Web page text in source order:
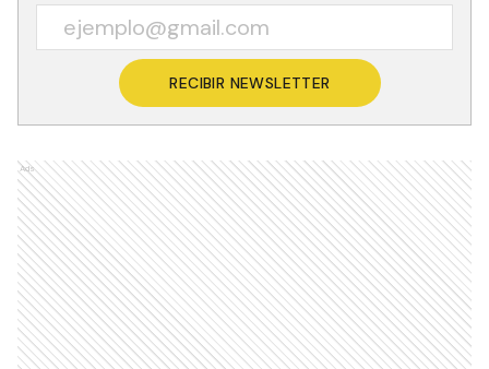
RECIBIR NEWSLETTER
Ads